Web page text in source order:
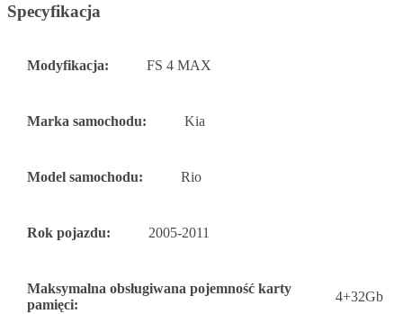
Specyfikacja
Modyfikacja: FS 4 MAX
Marka samochodu: Kia
Model samochodu: Rio
Rok pojazdu: 2005-2011
Maksymalna obsługiwana pojemność karty
pamięci:
4+32Gb